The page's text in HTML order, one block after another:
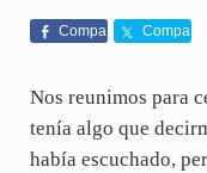
Compa
Compa
Nos reunimos para
tenía algo que
había escuchado,